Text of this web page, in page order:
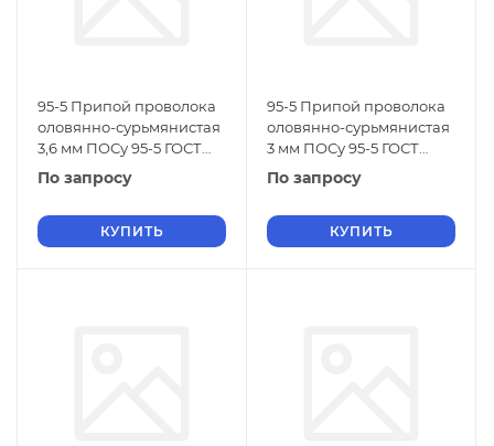
95-5 Припой проволока
оловянно-сурьмянистая
3,6 мм ПОСу 95-5 ГОСТ
21931-76
По запросу
КУПИТЬ
95-5 Припой проволока
оловянно-сурьмянистая
3 мм ПОСу 95-5 ГОСТ
21931-76
По запросу
КУПИТЬ